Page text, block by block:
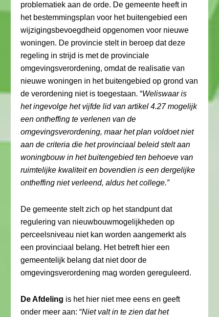
problematiek aan de orde. De gemeente heeft in
het bestemmingsplan voor het buitengebied een
wijzigingsbevoegdheid opgenomen voor nieuwe
woningen. De provincie stelt in beroep dat deze
regeling in strijd is met de provinciale
omgevingsverordening, omdat de realisatie van
nieuwe woningen in het buitengebied op grond van
de verordening niet is toegestaan. “Weliswaar is
het ingevolge het vijfde lid van artikel 4.27 mogelijk
een ontheffing te verlenen van de
omgevingsverordening, maar het plan voldoet niet
aan de criteria die het provinciaal beleid stelt aan
woningbouw in het buitengebied ten behoeve van
ruimtelijke kwaliteit en bovendien is een dergelijke
ontheffing niet verleend, aldus het college.”
De gemeente stelt zich op het standpunt dat
regulering van nieuwbouwmogelijkheden op
perceelsniveau niet kan worden aangemerkt als
een provinciaal belang. Het betreft hier een
gemeentelijk belang dat niet door de
omgevingsverordening mag worden gereguleerd.
De Afdeling is het hier niet mee eens en geeft
onder meer aan: “Niet valt in te zien dat het